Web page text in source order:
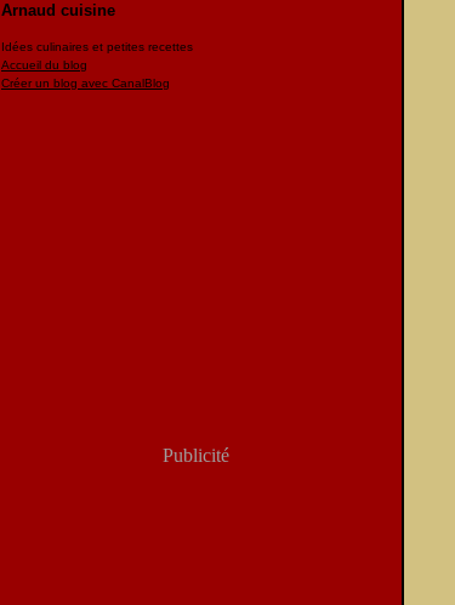
Arnaud cuisine
Idées culinaires et petites recettes
Accueil du blog
Créer un blog avec CanalBlog
Publicité